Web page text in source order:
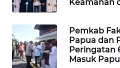
Keamanan
Pemkab
Papua dan
Peringatan
Masuk
WAHANA
OTOMOTIF
WAHANA
HEALTH